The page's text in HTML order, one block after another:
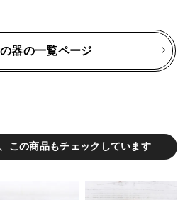
器の一覧ページ
この商品もチェックしています